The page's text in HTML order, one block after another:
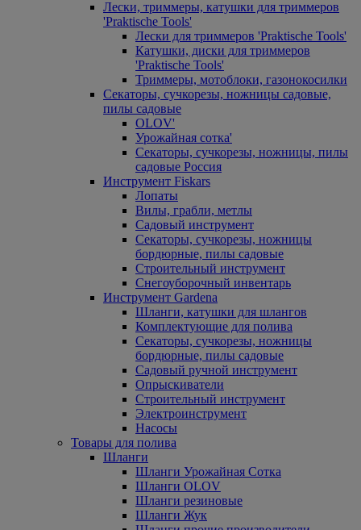
Лески, триммеры, катушки для триммеров
'Praktische Tools'
Лески для триммеров 'Praktische Tools'
Катушки, диски для триммеров
'Praktische Tools'
Триммеры, мотоблоки, газонокосилки
Секаторы, сучкорезы, ножницы садовые,
пилы садовые
OLOV'
Урожайная сотка'
Секаторы, сучкорезы, ножницы, пилы
садовые Россия
Инструмент Fiskars
Лопаты
Вилы, грабли, метлы
Садовый инструмент
Секаторы, сучкорезы, ножницы
бордюрные, пилы садовые
Строительный инструмент
Снегоуборочный инвентарь
Инструмент Gardena
Шланги, катушки для шлангов
Комплектующие для полива
Секаторы, сучкорезы, ножницы
бордюрные, пилы садовые
Садовый ручной инструмент
Опрыскиватели
Строительный инструмент
Электроинструмент
Насосы
Товары для полива
Шланги
Шланги Урожайная Сотка
Шланги OLOV
Шланги резиновые
Шланги Жук